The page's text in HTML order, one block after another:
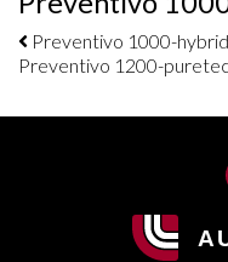
Navigazione
Preventivo 1000-
Preventivo 1200-